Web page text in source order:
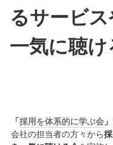
るサービ
一気に聴
「採用を体系的に学ぶ会 」
会社の担当者の方々から